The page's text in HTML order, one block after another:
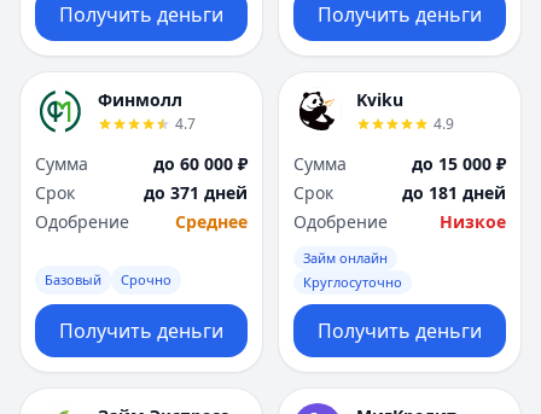
Получить деньги Получить деньги
Финмолл
4.7
Сумма
до 60 000 ₽
Срок
до 371 дней
Одобрение
Среднее
Базовый Срочно
Получить деньги
Kviku
4.9
Сумма
до 15 000 ₽
Срок
до 181 дней
Одобрение
Низкое
Займ онлайн
Круглосуточно
Получить деньги